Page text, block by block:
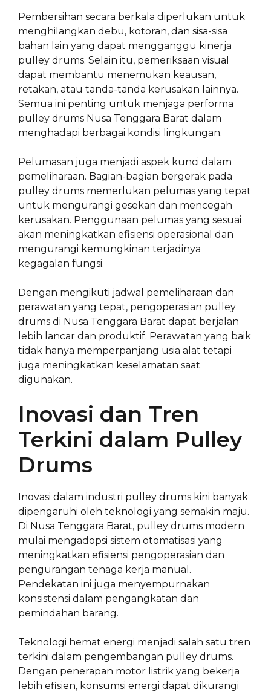
Pembersihan secara berkala diperlukan untuk
menghilangkan debu, kotoran, dan sisa-sisa
bahan lain yang dapat mengganggu kinerja
pulley drums. Selain itu, pemeriksaan visual
dapat membantu menemukan keausan,
retakan, atau tanda-tanda kerusakan lainnya.
Semua ini penting untuk menjaga performa
pulley drums Nusa Tenggara Barat dalam
menghadapi berbagai kondisi lingkungan.
Pelumasan juga menjadi aspek kunci dalam
pemeliharaan. Bagian-bagian bergerak pada
pulley drums memerlukan pelumas yang tepat
untuk mengurangi gesekan dan mencegah
kerusakan. Penggunaan pelumas yang sesuai
akan meningkatkan efisiensi operasional dan
mengurangi kemungkinan terjadinya
kegagalan fungsi.
Dengan mengikuti jadwal pemeliharaan dan
perawatan yang tepat, pengoperasian pulley
drums di Nusa Tenggara Barat dapat berjalan
lebih lancar dan produktif. Perawatan yang baik
tidak hanya memperpanjang usia alat tetapi
juga meningkatkan keselamatan saat
digunakan.
Inovasi dan Tren
Terkini dalam Pulley
Drums
Inovasi dalam industri pulley drums kini banyak
dipengaruhi oleh teknologi yang semakin maju.
Di Nusa Tenggara Barat, pulley drums modern
mulai mengadopsi sistem otomatisasi yang
meningkatkan efisiensi pengoperasian dan
pengurangan tenaga kerja manual.
Pendekatan ini juga menyempurnakan
konsistensi dalam pengangkatan dan
pemindahan barang.
Teknologi hemat energi menjadi salah satu tren
terkini dalam pengembangan pulley drums.
Dengan penerapan motor listrik yang bekerja
lebih efisien, konsumsi energi dapat dikurangi